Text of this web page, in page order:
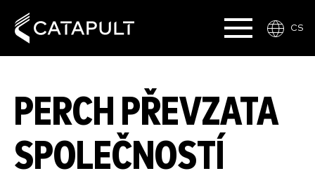
CS
PERCH PŘEVZATA
SPOLEČNOSTÍ